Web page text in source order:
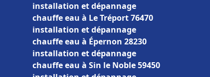
installation et dépannage
chauffe eau à Le Tréport 76470
installation et dépannage
chauffe eau à Épernon 28230
installation et dépannage
chauffe eau à Sin le Noble 59450